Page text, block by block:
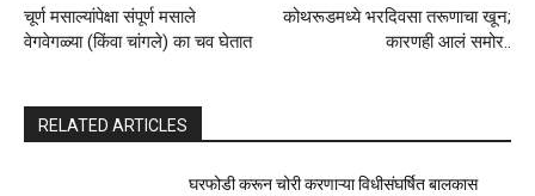
चूर्ण मसाल्यांपेक्षा संपूर्ण मसाले
वेगवेगळ्या (किंवा चांगले) का चव घेतात
कोथरूडमध्ये भरदिवसा तरूणाचा खून;
कारणही आलं समोर..
RELATED ARTICLES
घरफोडी करून चोरी करणाऱ्या विधीसंघर्षित बालकास